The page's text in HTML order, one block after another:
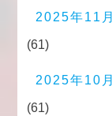
2025年11月
(61)
2025年10月
(61)